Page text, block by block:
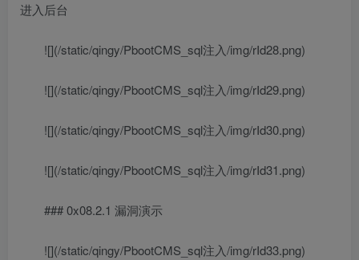
进入后台
![](/static/qingy/PbootCMS_sql注入/img/rId28.png)
![](/static/qingy/PbootCMS_sql注入/img/rId29.png)
![](/static/qingy/PbootCMS_sql注入/img/rId30.png)
![](/static/qingy/PbootCMS_sql注入/img/rId31.png)
### 0x08.2.1 漏洞演示
![](/static/qingy/PbootCMS_sql注入/img/rId33.png)